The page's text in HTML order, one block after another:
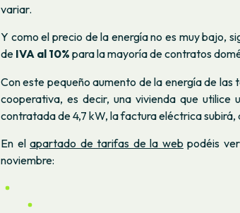
variar.
Y como el precio de la energía no es muy bajo,
de IVA al 10% para la mayoría de contratos
Con este pequeño aumento de la energía de
cooperativa, es decir, una vivienda que
contratada de 4,7 kW, la factura eléctrica subirá,
En elapartado de tarifas de la web podéis
noviembre: